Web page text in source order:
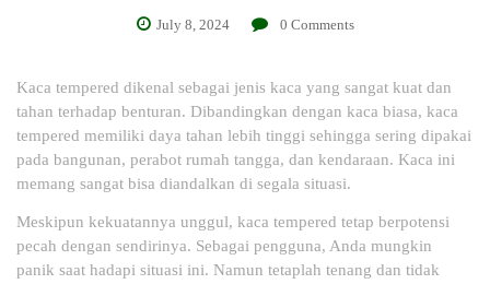
July 8, 2024 0 Comments
Kaca tempered dikenal sebagai jenis kaca yang sangat kuat dan
tahan terhadap benturan. Dibandingkan dengan kaca biasa, kaca
tempered memiliki daya tahan lebih tinggi sehingga sering dipakai
pada bangunan, perabot rumah tangga, dan kendaraan. Kaca ini
memang sangat bisa diandalkan di segala situasi.
Meskipun kekuatannya unggul, kaca tempered tetap berpotensi
pecah dengan sendirinya. Sebagai pengguna, Anda mungkin
panik saat hadapi situasi ini. Namun tetaplah tenang dan tidak